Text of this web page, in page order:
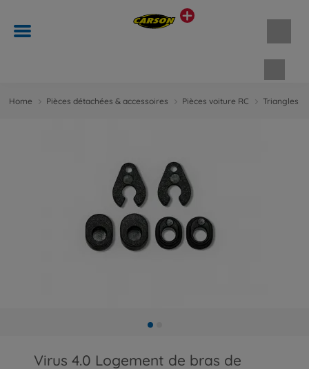
Home Pièces détachées & accessoires Pièces voiture RC Triangles
Virus 4.0 Logement de bras de